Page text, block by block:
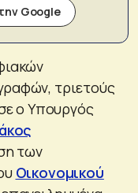
Google
τριετούς
ο Υπουργός
των
Οικονομικού